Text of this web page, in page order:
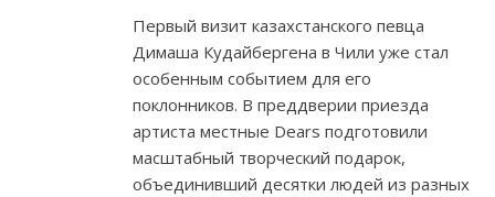
Первый визит казахстанского певца
Димаша Кудайбергена в Чили уже стал
особенным событием для его
поклонников. В преддверии приезда
артиста местные Dears подготовили
масштабный творческий подарок,
объединивший десятки людей из разных